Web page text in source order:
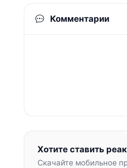
Комментарии
Хотите ставить
Скачайте мобильное